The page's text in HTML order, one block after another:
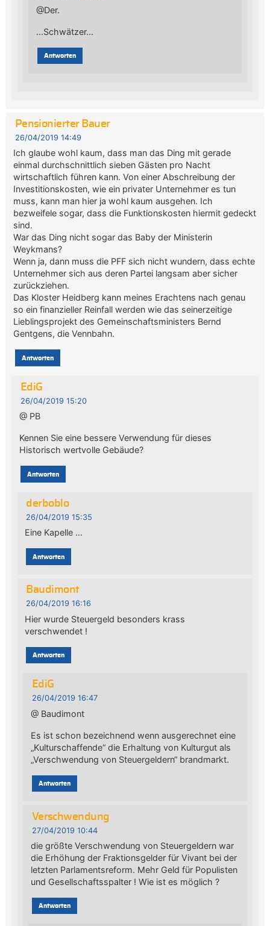
@Der.
…Schwätzer…
Antworten
Pensionierter Bauer
26/04/2019 14:49
Ich glaube wohl kaum, dass man das Ding mit gerade
einmal durchschnittlich sieben Gästen pro Nacht
wirtschaftlich führen kann. Von einer Abschreibung der
Investitionskosten, wie ein privater Unternehmer es tun
muss, kann man hier ja wohl kaum ausgehen. Ich
bezweifele sogar, dass die Funktionskosten hiermit gedeckt
sind.
War das Ding nicht sogar das Baby der Ministerin
Weykmans?
Wenn ja, dann muss die PFF sich nicht wundern, dass echte
Unternehmer sich aus deren Partei langsam aber sicher
zurückziehen.
Das Kloster Heidberg kann meines Erachtens nach genau
so ein finanzieller Reinfall werden wie das seinerzeitige
Lieblingsprojekt des Gemeinschaftsministers Bernd
Gentgens, die Vennbahn.
Antworten
EdiG
26/04/2019 15:20
@ PB
Kennen Sie eine bessere Verwendung für dieses
Historisch wertvolle Gebäude?
Antworten
derboblo
26/04/2019 15:35
Eine Kapelle …
Antworten
Baudimont
26/04/2019 16:16
Hier wurde Steuergeld besonders krass
verschwendet !
Antworten
EdiG
26/04/2019 16:47
@ Baudimont
Es ist schon bezeichnend wenn ausgerechnet eine
„Kulturschaffende“ die Erhaltung von Kulturgut als
„Verschwendung von Steuergeldern“ brandmarkt.
Antworten
Verschwendung
27/04/2019 10:44
die größte Verschwendung von Steuergeldern war
die Erhöhung der Fraktionsgelder für Vivant bei der
letzten Parlamentsreform. Mehr Geld für Populisten
und Gesellschaftsspalter ! Wie ist es möglich ?
Antworten